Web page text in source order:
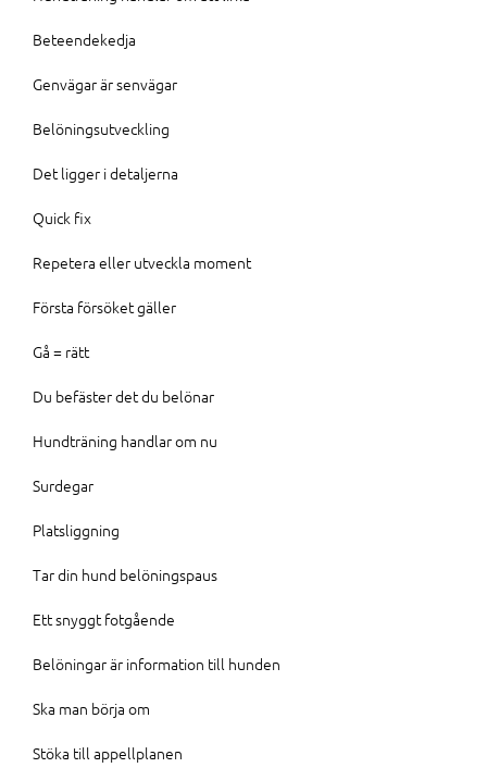
Beteendekedja
Genvägar är senvägar
Belöningsutveckling
Det ligger i detaljerna
Quick fix
Repetera eller utveckla moment
Första försöket gäller
Gå = rätt
Du befäster det du belönar
Hundträning handlar om nu
Surdegar
Platsliggning
Tar din hund belöningspaus
Ett snyggt fotgående
Belöningar är information till hunden
Ska man börja om
Stöka till appellplanen